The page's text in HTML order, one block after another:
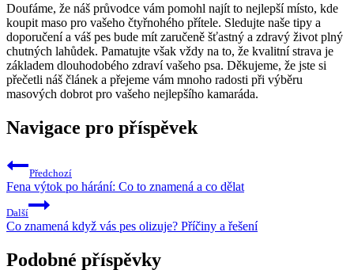
Doufáme, že náš průvodce vám pomohl najít to nejlepší místo, kde
koupit maso pro vašeho čtyřnohého přítele. Sledujte naše tipy a
doporučení a váš pes bude mít zaručeně šťastný a zdravý život plný
chutných lahůdek. Pamatujte však vždy na to, že kvalitní strava je
základem dlouhodobého zdraví vašeho psa. Děkujeme, že jste si
přečetli náš článek a přejeme vám mnoho radosti při výběru
masových dobrot pro vašeho nejlepšího kamaráda.
Navigace pro příspěvek
Předchozí
Fena výtok po hárání: Co to znamená a co dělat
Další
Co znamená když vás pes olizuje? Příčiny a řešení
Podobné příspěvky